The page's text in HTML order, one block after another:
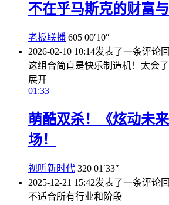
不在乎马斯克的财富
老板联播 605 00′10″
2026-02-10 10:14发表了一条评论
这组合简直是快乐制造机！太会了
展开
01:33
萌酷双杀！《炫动未
场！
视听新时代 320 01′33″
2025-12-21 15:42发表了一条评论
不适合所有行业和阶段